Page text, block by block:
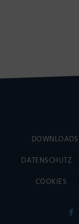
DOWNLOADS
DATENSCHUTZ
COOKIES